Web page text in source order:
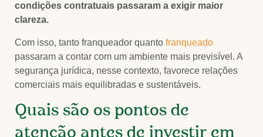
condições contratuais passaram a exigir maior
clareza.
Com isso, tanto franqueador quanto franqueado
passaram a contar com um ambiente mais previsível. A
segurança jurídica, nesse contexto, favorece relações
comerciais mais equilibradas e sustentáveis.
Quais são os pontos de